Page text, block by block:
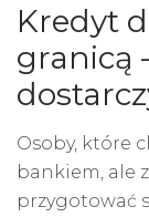
Kredyt
granicą
Osoby, które
bankiem, ale
przygotować